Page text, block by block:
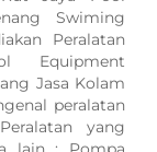
Swiming
Peralatan
Equipment
Jasa Kolam
peralatan
yang